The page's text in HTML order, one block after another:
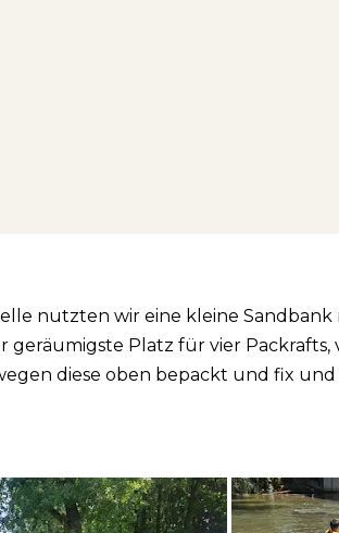
nutzten wir eine kleine Sandbank
geräumigste Platz für vier
diese oben bepackt und fix